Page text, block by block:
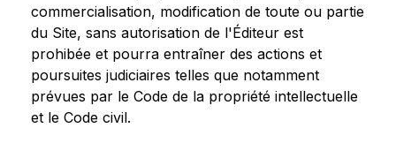
commercialisation, modification de toute ou partie
du Site, sans autorisation de l'Éditeur est
prohibée et pourra entraîner des actions et
poursuites judiciaires telles que notamment
prévues par le Code de la propriété intellectuelle
et le Code civil.